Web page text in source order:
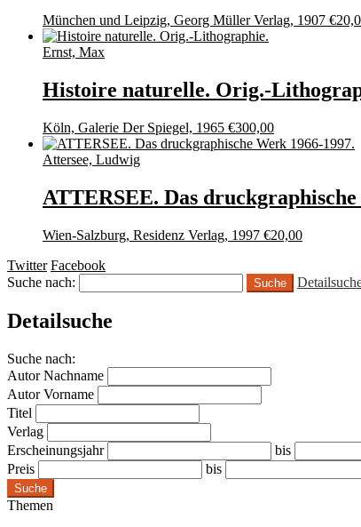
München und Leipzig, Georg Müller Verlag, 1907 €
Ernst, Max
Histoire naturelle. Orig.-
Köln, Galerie Der Spiegel, 1965 €300,00
Attersee, Ludwig
ATTERSEE. Das
Wien-Salzburg, Residenz Verlag, 1997 €20,00
Twitter Facebook
Suche nach:
Detailsuche
Suche nach:
Autor Nachname
Autor Vorname
Titel
Verlag
Erscheinungsjahr
bis
Preis
bis
Suche
Themen